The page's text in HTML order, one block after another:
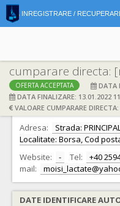
INREGISTRARE /
cumparare directa:
OFERTA ACCEPTATA
DATA
DATA FINALIZARE: 13.01.2022
VALOARE CUMPARARE
DATE IDENTIFICARE
Ofertant: S.C. MOISI
Adresa:
Strada:
Localitate: Borsa, Cod
Website:
- Tel: +40
mail:
DATE IDENTIFICARE